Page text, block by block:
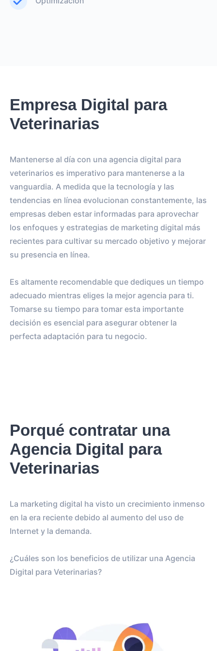
Empresa Digital para
Veterinarias
Mantenerse al día con una agencia digital para
veterinarios es imperativo para mantenerse a la
vanguardia. A medida que la tecnología y las
tendencias en línea evolucionan constantemente, las
empresas deben estar informadas para aprovechar
los enfoques y estrategias de marketing digital más
recientes para cultivar su mercado objetivo y mejorar
su presencia en línea.
Es altamente recomendable que dediques un tiempo
adecuado mientras eliges la mejor agencia para ti.
Tomarse su tiempo para tomar esta importante
decisión es esencial para asegurar obtener la
perfecta adaptación para tu negocio.
Porqué contratar una
Agencia Digital para
Veterinarias
La marketing digital ha visto un crecimiento inmenso
en la era reciente debido al aumento del uso de
Internet y la demanda.
¿Cuáles son los beneficios de utilizar una Agencia
Digital para Veterinarias?